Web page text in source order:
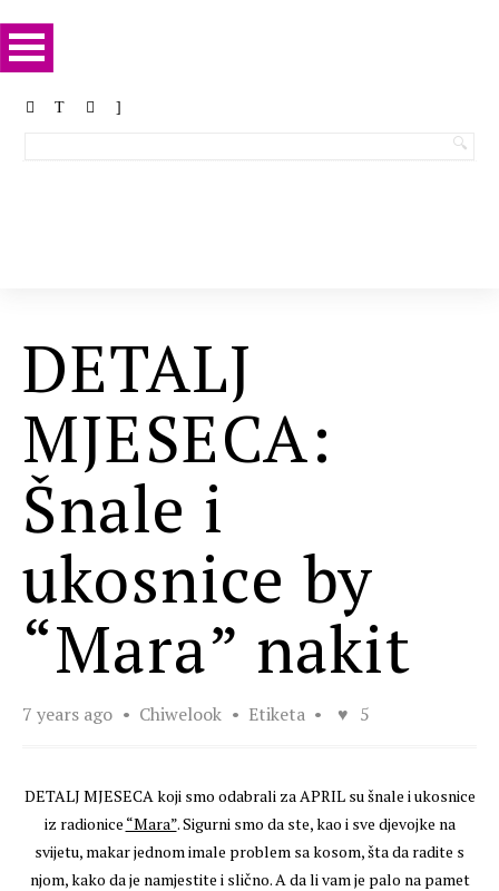
DETALJ
MJESECA:
Šnale i
ukosnice by
“Mara” nakit
7 years ago Chiwelook Etiketa 5
DETALJ MJESECA koji smo odabrali za APRIL su šnale i ukosnice
iz radionice “Mara”. Sigurni smo da ste, kao i sve djevojke na
svijetu, makar jednom imale problem sa kosom, šta da radite s
njom, kako da je namjestite i slično. A da li vam je palo na pamet